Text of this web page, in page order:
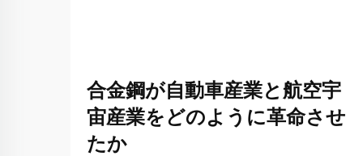
合金鋼が自動車産業と航空宇
宙産業をどのように革命させ
たか